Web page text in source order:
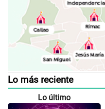
Lo más reciente
Lo último